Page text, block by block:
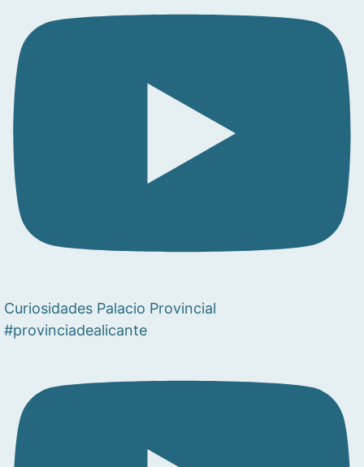
Curiosidades Palacio Provincial
#provinciadealicante